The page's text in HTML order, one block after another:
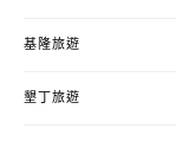
基隆旅遊
墾丁旅遊